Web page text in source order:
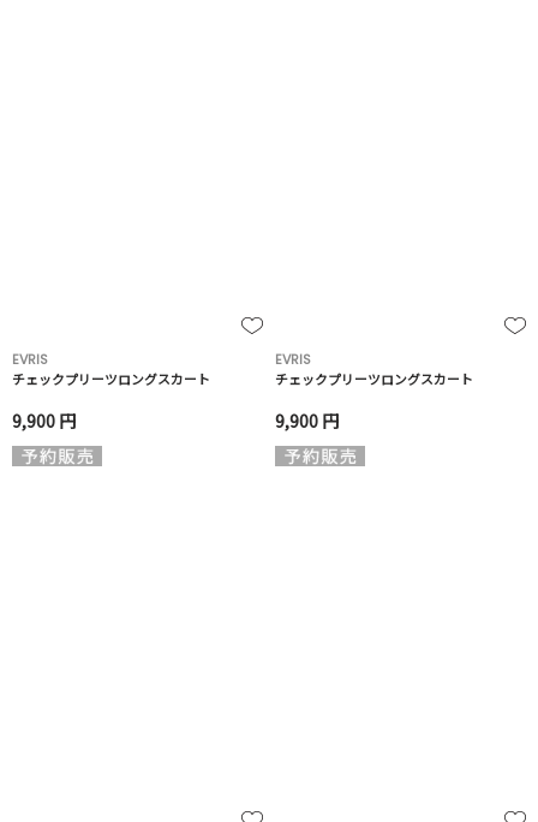
EVRIS
チェックプリーツロングスカート
9,900 円
EVRIS
チェックプリーツロングスカート
9,900 円